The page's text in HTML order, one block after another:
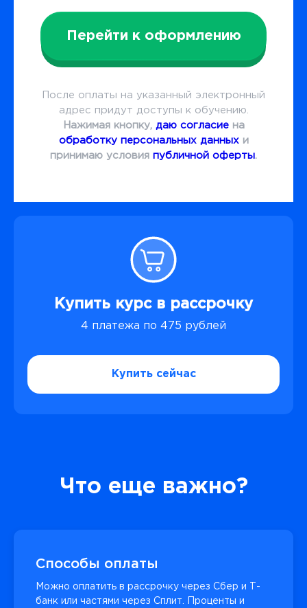
Перейти к оформлению
После оплаты на указанный электронный
адрес придут доступы к обучению.
Нажимая кнопку, даю согласиена
обработку персональных данныхи
принимаю условия публичной оферты.
Купить курс в рассрочку
4 платежа по 475 рублей
Купить сейчас
Что еще важно?
Способы оплаты
Можно оплатить в рассрочку через Сбер и Т-
банк или частями через Сплит. Проценты и